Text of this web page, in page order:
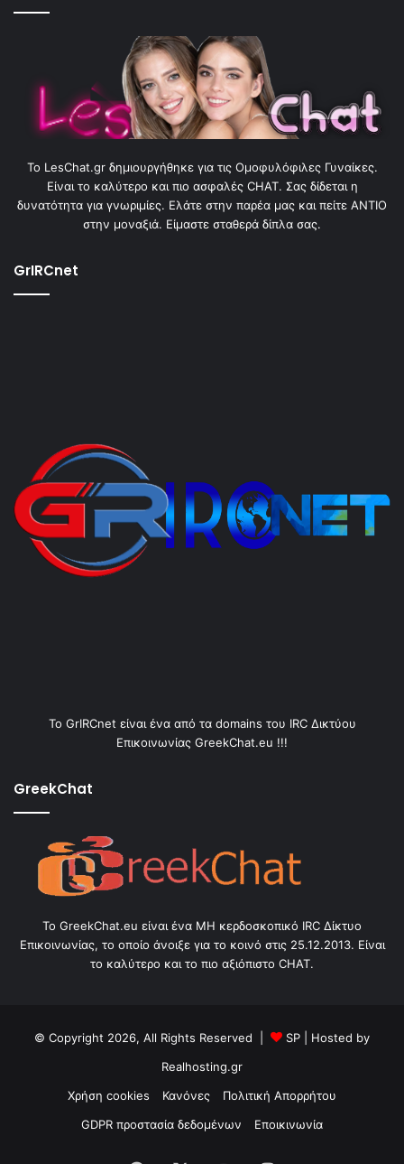
To LesChat.gr δημιουργήθηκε για τις Ομοφυλόφιλες Γυναίκες.
Είναι το καλύτερο και πιο ασφαλές CHAT. Σας δίδεται η
δυνατότητα για γνωριμίες. Ελάτε στην παρέα μας και πείτε ΑΝΤΙΟ
στην μοναξιά. Είμαστε σταθερά δίπλα σας.
GrIRCnet
Το GrIRCnet είναι ένα από τα domains του IRC Δικτύου
Επικοινωνίας GreekChat.eu !!!
GreekChat
Το GreekChat.eu είναι ένα ΜΗ κερδοσκοπικό IRC Δίκτυο
Επικοινωνίας, το οποίο άνοιξε για το κοινό στις 25.12.2013. Είναι
το καλύτερο και το πιο αξιόπιστο CHAT.
© Copyright 2026, All Rights Reserved | SP | Hosted by
Realhosting.gr
Χρήση cookies
Κανόνες
Πολιτική Απορρήτου
GDPR προστασία δεδομένων
Εποικινωνία